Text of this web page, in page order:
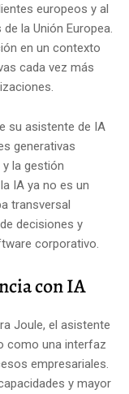
europeos y al
la Unión Europea.
en un contexto
cada vez más
su asistente de IA
generativas
la gestión
IA ya no es un
transversal
decisiones y
corporativo.
con IA
Joule, el asistente
como una interfaz
empresariales.
y mayor